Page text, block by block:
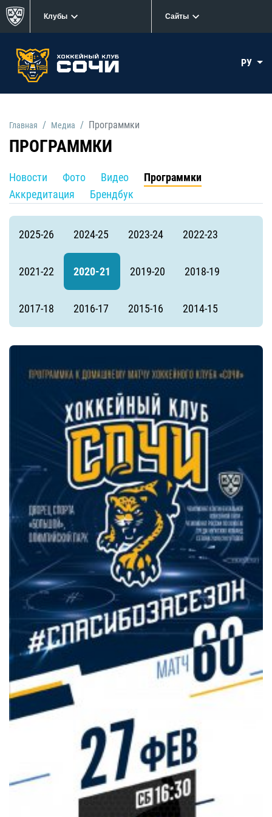
Клубы Сайты
РУ
Главная Медиа Программки
ПРОГРАММКИ
Новости Фото Видео
Программки
Аккредитация
Брендбук
2025-26 2024-25 2023-24 2022-23
2021-22 2020-21 2019-20 2018-19
2017-18 2016-17 2015-16 2014-15